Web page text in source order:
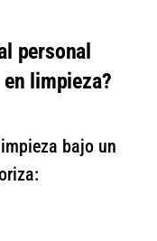
personal
limpieza?
bajo un